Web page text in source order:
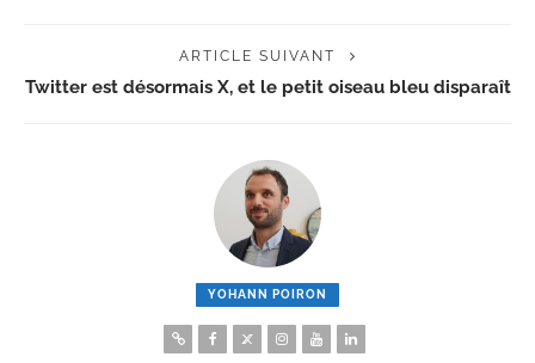
ARTICLE SUIVANT
Twitter est désormais X, et le petit oiseau bleu disparaît
YOHANN POIRON